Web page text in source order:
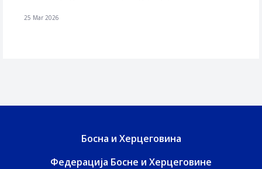
25 Mar 2026
Босна и Херцеговина
Федерација Босне и Херцеговине